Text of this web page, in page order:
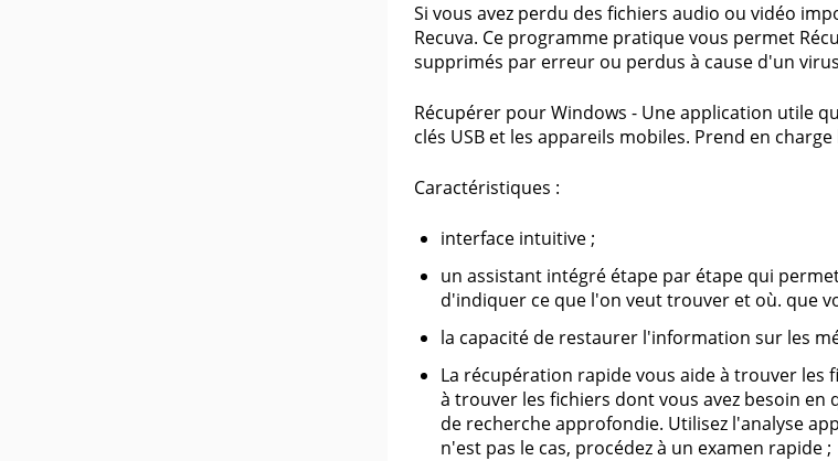
Si vous avez perdu des fichiers audio ou vidéo
Recuva. Ce programme pratique vous permet
supprimés par erreur ou perdus à cause d'un
Récupérer pour Windows - Une application utile
clés USB et les appareils mobiles. Prend en charge
Caractéristiques :
interface intuitive ;
un assistant intégré étape par étape qui
d'indiquer ce que l'on veut trouver et où. que
la capacité de restaurer l'information sur les
La récupération rapide vous aide à trouver les
à trouver les fichiers dont vous avez besoin en
de recherche approfondie. Utilisez l'analyse
n'est pas le cas, procédez à un examen rapide ;